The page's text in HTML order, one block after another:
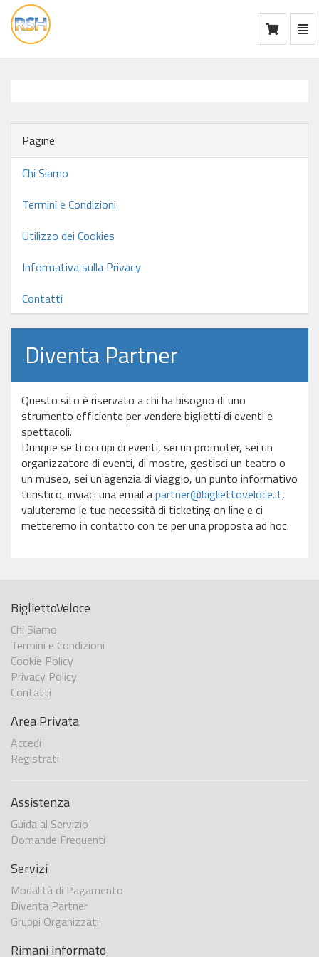
vai
alla
Pagine
Chi Siamo
Termini e Condizioni
Utilizzo dei Cookies
Informativa sulla Privacy
Contatti
Diventa Partner
Questo sito è riservato a chi ha bisogno di uno
strumento efficiente per vendere biglietti di eventi e
spettacoli.
Dunque se ti occupi di eventi, sei un promoter, sei un
organizzatore di eventi, di mostre, gestisci un teatro o
un museo, sei un'agenzia di viaggio, un punto informativo
turistico, inviaci una email apartner@bigliettoveloce.it,
valuteremo le tue necessità di ticketing on line e ci
metteremo in contatto con te per una proposta ad hoc.
BigliettoVeloce
Chi Siamo
Termini e Condizioni
Cookie Policy
Privacy Policy
Contatti
Area Privata
Accedi
Registrati
Assistenza
Guida al Servizio
Domande Frequenti
Servizi
Modalità di Pagamento
Diventa Partner
Gruppi Organizzati
Rimani informato